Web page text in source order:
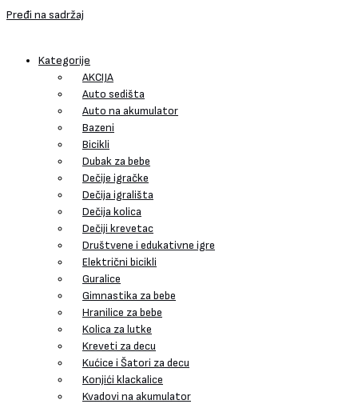
Pređi na sadržaj
Kategorije
AKCIJA
Auto sedišta
Auto na akumulator
Bazeni
Bicikli
Dubak za bebe
Dečije igračke
Dečija igrališta
Dečija kolica
Dečiji krevetac
Društvene i edukativne igre
Električni bicikli
Guralice
Gimnastika za bebe
Hranilice za bebe
Kolica za lutke
Kreveti za decu
Kućice i Šatori za decu
Konjići klackalice
Kvadovi na akumulator